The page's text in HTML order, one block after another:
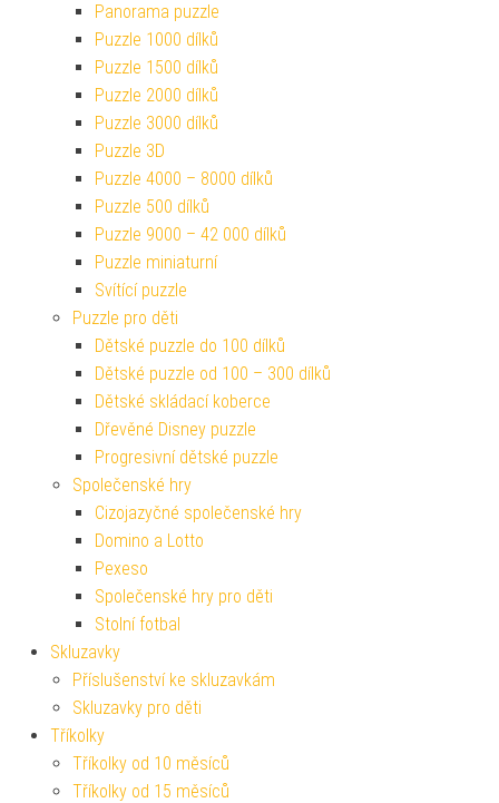
Panorama puzzle
Puzzle 1000 dílků
Puzzle 1500 dílků
Puzzle 2000 dílků
Puzzle 3000 dílků
Puzzle 3D
Puzzle 4000 – 8000 dílků
Puzzle 500 dílků
Puzzle 9000 – 42 000 dílků
Puzzle miniaturní
Svítící puzzle
Puzzle pro děti
Dětské puzzle do 100 dílků
Dětské puzzle od 100 – 300 dílků
Dětské skládací koberce
Dřevěné Disney puzzle
Progresivní dětské puzzle
Společenské hry
Cizojazyčné společenské hry
Domino a Lotto
Pexeso
Společenské hry pro děti
Stolní fotbal
Skluzavky
Příslušenství ke skluzavkám
Skluzavky pro děti
Tříkolky
Tříkolky od 10 měsíců
Tříkolky od 15 měsíců